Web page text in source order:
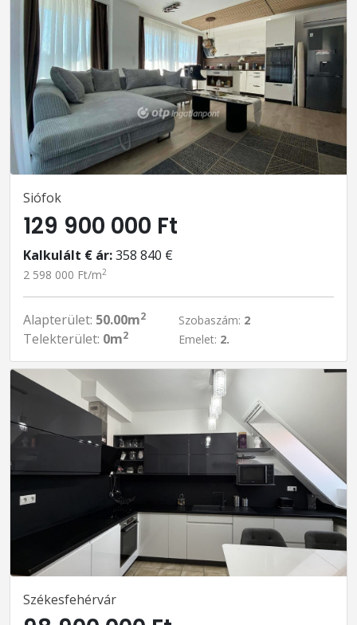
Siófok
129 900 000 Ft
Kalkulált € ár:358 840 €
2 598 000 Ft/m2
Alapterület: 50.00m2
Telekterület: 0m2
Szobaszám: 2
Emelet: 2.
Székesfehérvár